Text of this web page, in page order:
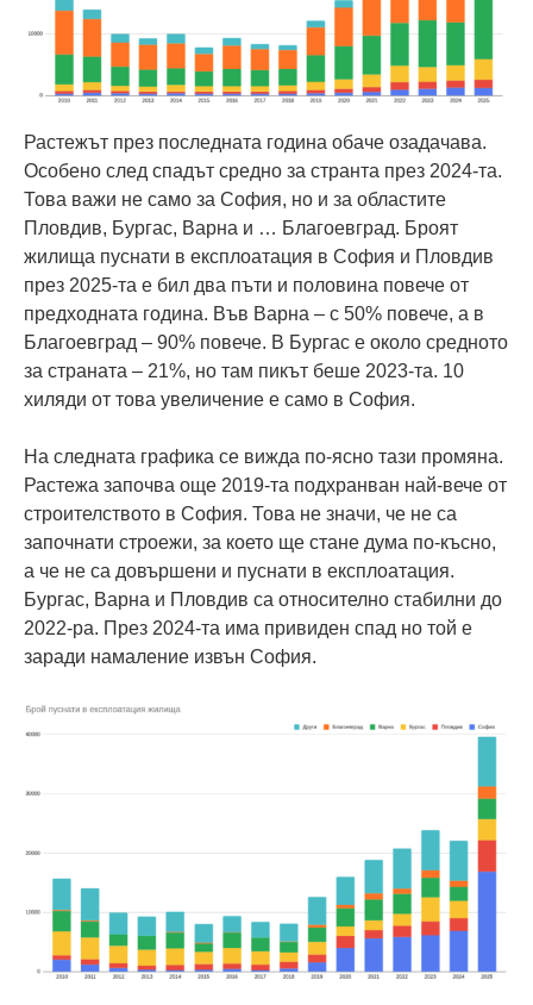
Растежът през последната година обаче озадачава.
Особено след спадът средно за странта през 2024-та.
Това важи не само за София, но и за областите
Пловдив, Бургас, Варна и … Благоевград. Броят
жилища пуснати в експлоатация в София и Пловдив
през 2025-та е бил два пъти и половина повече от
предходната година. Във Варна – с 50% повече, а в
Благоевград – 90% повече. В Бургас е около средното
за страната – 21%, но там пикът беше 2023-та. 10
хиляди от това увеличение е само в София.
На следната графика се вижда по-ясно тази промяна.
Растежа започва още 2019-та подхранван най-вече от
строителството в София. Това не значи, че не са
започнати строежи, за което ще стане дума по-късно,
а че не са довършени и пуснати в експлоатация.
Бургас, Варна и Пловдив са относително стабилни до
2022-ра. През 2024-та има привиден спад но той е
заради намаление извън София.